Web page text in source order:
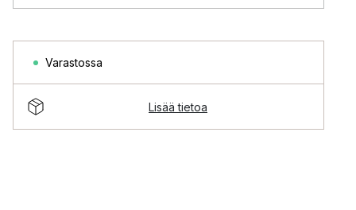
Varastossa
Lisää tietoa